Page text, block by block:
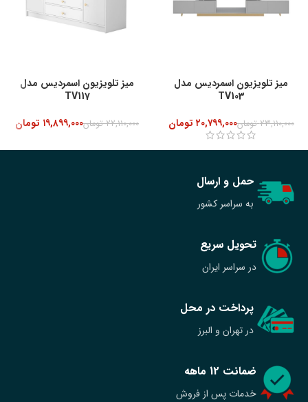
میز تلویزیون اسمردیس مدل
TV103
۲۳,۱۱۰,۰۰۰ تومان۲۰,۷۹۹,۰۰۰ تومان
میز تلویزیون اسمردیس مدل
TV117
۲۲,۱۱۰,۰۰۰ تومان۱۹,۸۹۹,۰۰۰ تومان
ضمانت 12 ماهه
خدمات پس از فروش
پرداخت در محل
در تهران و البرز
تحویل سریع
در سراسر ایران
حمل و ارسال
به سراسر کشور